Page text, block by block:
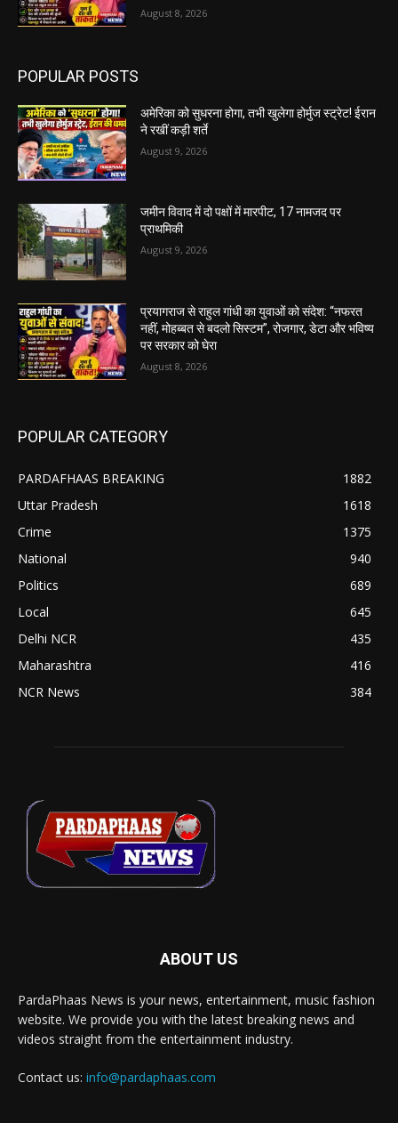
August 8, 2026
POPULAR POSTS
अमेरिका को सुधरना होगा, तभी खुलेगा होर्मुज स्ट्रेट! ईरान
ने रखीं कड़ी शर्ते
August 9, 2026
जमीन विवाद में दो पक्षों में मारपीट, 17 नामजद पर
प्राथमिकी
August 9, 2026
प्रयागराज से राहुल गांधी का युवाओं को संदेश: “नफरत
नहीं, मोहब्बत से बदलो सिस्टम”, रोजगार, डेटा और भविष्य
पर सरकार को घेरा
August 8, 2026
POPULAR CATEGORY
PARDAFHAAS BREAKING
1882
Uttar Pradesh
1618
Crime
1375
National
940
Politics
689
Local
645
Delhi NCR
435
Maharashtra
416
NCR News
384
ABOUT US
PardaPhaas News is your news, entertainment, music fashion
website. We provide you with the latest breaking news and
videos straight from the entertainment industry.
Contact us: info@pardaphaas.com